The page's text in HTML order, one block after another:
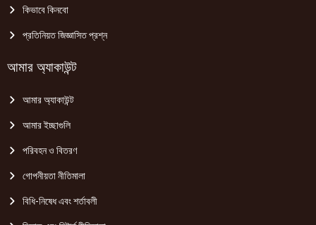
কিভাবে কিনবো
প্রতিনিয়ত জিজ্ঞাসিত প্রশ্ন
আমার অ্যাকাউন্ট
আমার অ্যাকাউন্ট
আমার ইচ্ছাগুলি
পরিবহন ও বিতরণ
গোপনীয়তা নীতিমালা
বিধি-নিষেধ এবং শর্তাবলী